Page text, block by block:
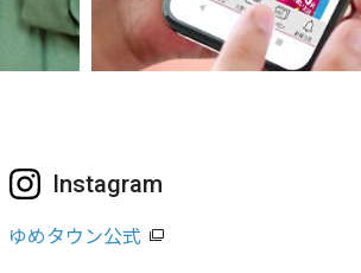
Instagram
ゆめタウン公式